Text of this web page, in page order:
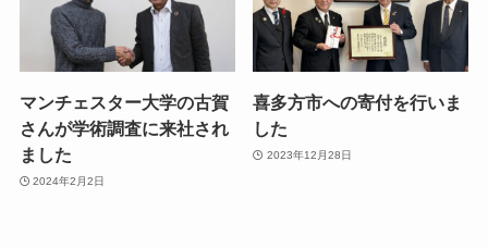
マンチェスター大学の古賀
さんが学術調査に来社され
ました
2024年2月2日
喜多方市への寄付を行いま
した
2023年12月28日